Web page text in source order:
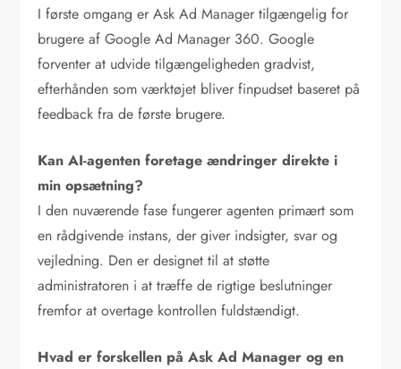
I første omgang er Ask Ad Manager tilgængelig for
brugere af Google Ad Manager 360. Google
forventer at udvide tilgængeligheden gradvist,
efterhånden som værktøjet bliver finpudset baseret på
feedback fra de første brugere.
Kan AI-agenten foretage ændringer direkte i
min opsætning?
I den nuværende fase fungerer agenten primært som
en rådgivende instans, der giver indsigter, svar og
vejledning. Den er designet til at støtte
administratoren i at træffe de rigtige beslutninger
fremfor at overtage kontrollen fuldstændigt.
Hvad er forskellen på Ask Ad Manager og en